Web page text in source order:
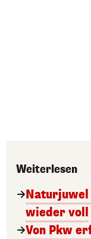
Weiterlesen
Naturjuwel
wieder voll
Von Pkw